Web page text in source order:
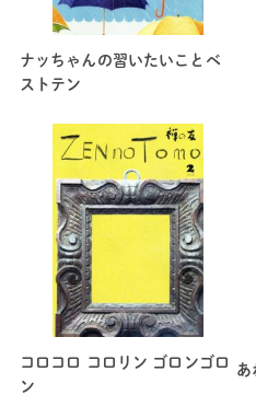
ナッちゃんの習いたいことベ
ストテン
コロコロ コロリン ゴロンゴロ
ン
あ